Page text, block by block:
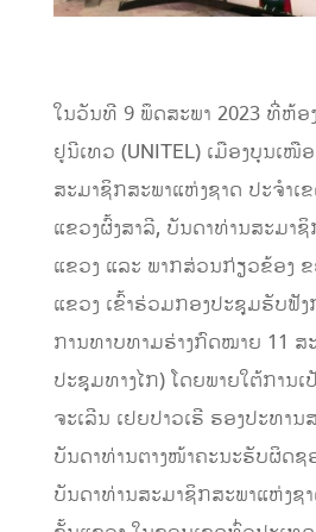
ໃນວັນທີ 9 ພຶດສະພາ 2023 ທີ່ຫ້
ຢູນີເທວ (UNITEL) ເມືອງບຸນເໜື
ສະມາຊິກສະພາແຫ່ງຊາດ ປະຈໍາເ
ແຂວງຜົ້ງສາລີ, ບັນດາທ່ານສະມາ
ແຂວງ ແລະ ພາກສ່ວນກ່ຽວຂ້ອງ
ແຂວງ ເຂົ້າຮ່ວມກອງປະຊຸມຮັບຟັ
ການທາບທາມຮ່າງກົດໝາຍ 11
ປະຊຸມທາງໄກ) ໂດຍພາຍໃຕ້ການ
ຈະເລີນ ເຢຍປາວເຮີ ຮອງປະທານ
ບັນດາທ່ານຕາງໜ້າຄະນະຮັບຜິດຊ
ບັນດາທ່ານສະມາຊິກສະພາແຫ່ງຊ